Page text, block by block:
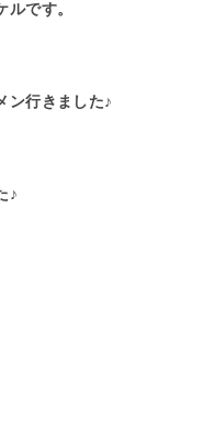
です。
ン行きました♪
♪